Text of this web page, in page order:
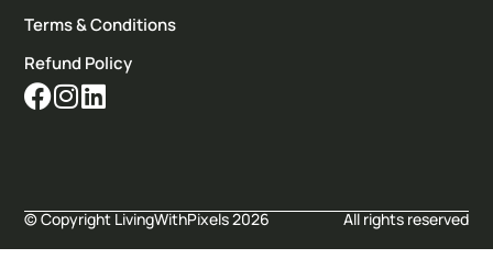
Terms & Conditions
Refund Policy
© Copyright LivingWithPixels 2026 All rights reserved